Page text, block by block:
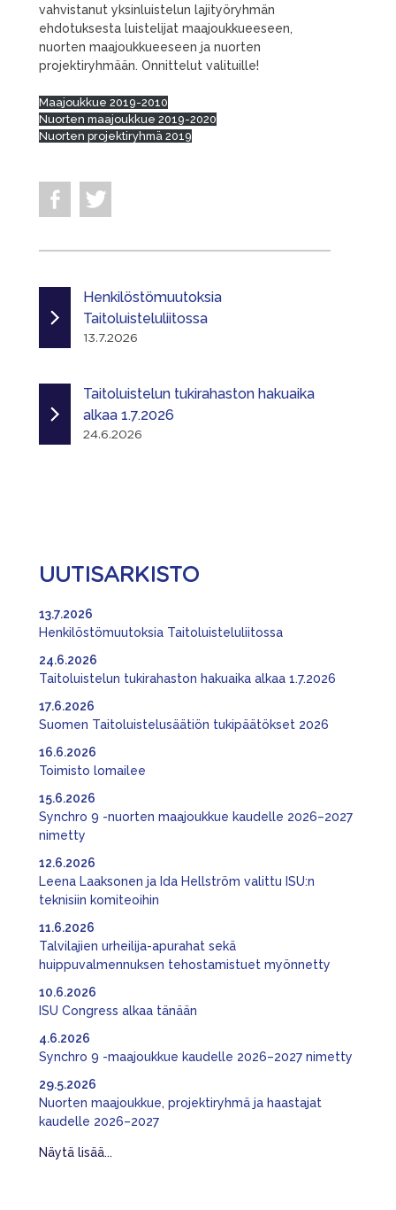
vahvistanut yksinluistelun lajityöryhmän
ehdotuksesta luistelijat maajoukkueeseen,
nuorten maajoukkueeseen ja nuorten
projektiryhmään. Onnittelut valituille!
Maajoukkue 2019-2010
Nuorten maajoukkue 2019-2020
Nuorten projektiryhmä 2019
Henkilöstömuutoksia
Taitoluisteluliitossa
13.7.2026
Taitoluistelun tukirahaston hakuaika
alkaa 1.7.2026
24.6.2026
UUTISARKISTO
Henkilöstömuutoksia Taitoluisteluliitossa
13.7.2026
Taitoluistelun tukirahaston hakuaika alkaa 1.7.2026
24.6.2026
Suomen Taitoluistelusäätiön tukipäätökset 2026
17.6.2026
Toimisto lomailee
16.6.2026
Synchro 9 -nuorten maajoukkue kaudelle 2026–2027
nimetty
15.6.2026
Leena Laaksonen ja Ida Hellström valittu ISU:n
teknisiin komiteoihin
12.6.2026
Talvilajien urheilija-apurahat sekä
huippuvalmennuksen tehostamistuet myönnetty
11.6.2026
ISU Congress alkaa tänään
10.6.2026
Synchro 9 -maajoukkue kaudelle 2026–2027 nimetty
4.6.2026
Nuorten maajoukkue, projektiryhmä ja haastajat
kaudelle 2026–2027
29.5.2026
Näytä lisää...